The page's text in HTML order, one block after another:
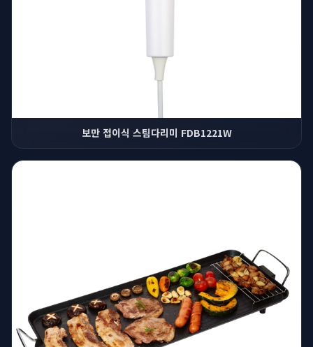
보만 접이식 스팀다리미 FDB1221W